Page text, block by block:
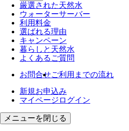
厳選された天然水
ウォーターサーバー
利用料金
選ばれる理由
キャンペーン
暮らしと天然水
よくあるご質問
お問合せご利用までの流れ
新規お申込み
マイページログイン
メニューを閉じる